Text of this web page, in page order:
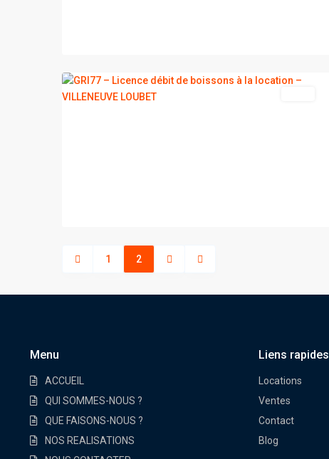
1 2
Menu
ACCUEIL
QUI SOMMES-NOUS ?
QUE FAISONS-NOUS ?
NOS REALISATIONS
Liens rapides
Locations
Ventes
Contact
Blog